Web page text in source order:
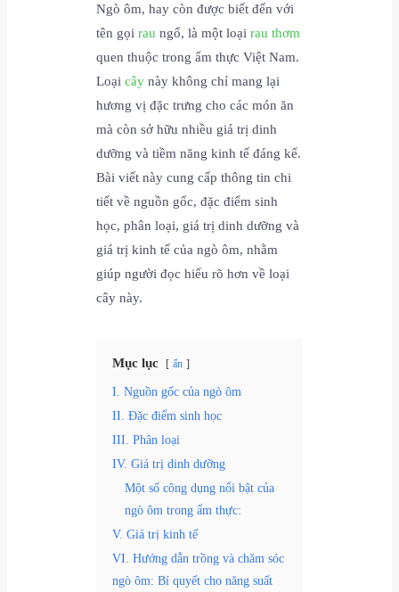
Ngò ôm, hay còn được biết đến với
tên gọirau ngổ, là một loạirau thơm
quen thuộc trong ẩm thực Việt Nam.
Loạicây này không chỉ mang lại
hương vị đặc trưng cho các món ăn
mà còn sở hữu nhiều giá trị dinh
dưỡng và tiềm năng kinh tế đáng kể.
Bài viết này cung cấp thông tin chi
tiết về nguồn gốc, đặc điểm sinh
học, phân loại, giá trị dinh dưỡng và
giá trị kinh tế của ngò ôm, nhằm
giúp người đọc hiểu rõ hơn về loại
cây này.
Mục lục ẩn
I. Nguồn gốc của ngò ôm
II. Đặc điểm sinh học
III. Phân loại
IV. Giá trị dinh dưỡng
Một số công dụng nổi bật của
ngò ôm trong ẩm thực:
V. Giá trị kinh tế
VI. Hướng dẫn trồng và chăm sóc
ngò ôm: Bí quyết cho năng suất